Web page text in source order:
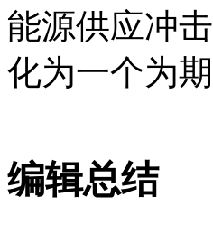
能源供应冲
化为一个为
编辑总结